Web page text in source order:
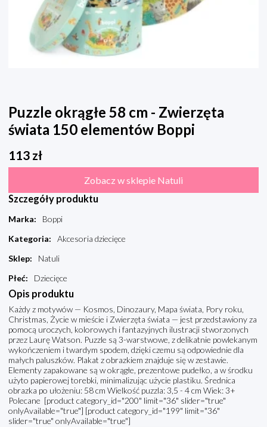
Puzzle okrągłe 58 cm - Zwierzęta
świata 150 elementów Boppi
113 zł
Zobacz w sklepie Natuli
Szczegóły produktu
Marka:
Boppi
Kategoria:
Akcesoria dziecięce
Sklep:
Natuli
Płeć: Dziecięce
Opis produktu
Każdy z motywów — Kosmos, Dinozaury, Mapa świata, Pory roku,
Christmas, Życie w mieście i Zwierzęta świata — jest przedstawiony za
pomocą uroczych, kolorowych i fantazyjnych ilustracji stworzonych
przez Laurę Watson. Puzzle są 3-warstwowe, z delikatnie powlekanym
wykończeniem i twardym spodem, dzięki czemu są odpowiednie dla
małych paluszków. Plakat z obrazkiem znajduje się w zestawie.
Elementy zapakowane są w okrągłe, prezentowe pudełko, a w środku
użyto papierowej torebki, minimalizując użycie plastiku. Średnica
obrazka po ułożeniu: 58 cm Wielkość puzzla: 3,5 - 4 cm Wiek: 3+
Polecane [product category_id="200" limit="36" slider="true"
onlyAvailable="true"] [product category_id="199" limit="36"
slider="true" onlyAvailable="true"]